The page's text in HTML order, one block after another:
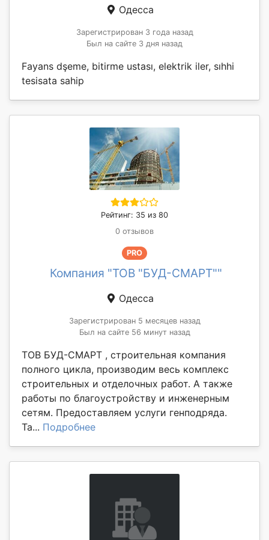
Одесса
Зарегистрирован 3 года назад
Был на сайте 3 дня назад
Fayans dşeme, bitirme ustası, elektrik iler, sıhhi
tesisata sahip
Рейтинг: 35 из 80
0 отзывов
PRO
Компания "ТОВ "БУД-СМАРТ""
Одесса
Зарегистрирован 5 месяцев назад
Был на сайте 56 минут назад
ТОВ БУД-СМАРТ , строительная компания
полного цикла, производим весь комплекс
строительных и отделочных работ. А также
работы по благоустройству и инженерным
сетям. Предоставляем услуги генподряда.
Та... Подробнее